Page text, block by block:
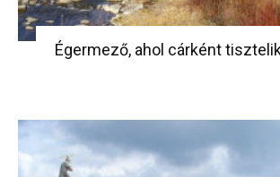
Égermező, ahol cárként